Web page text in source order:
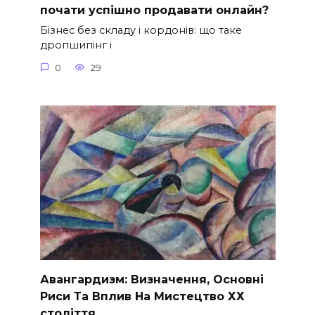
почати успішно продавати онлайн?
Бізнес без складу і кордонів: що таке
дропшипінг і
0 29
Авангардизм: Визначення, Основні
Риси Та Вплив На Мистецтво ХХ